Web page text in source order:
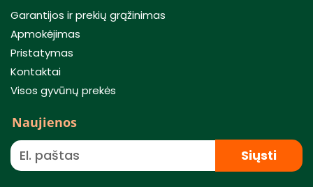
Garantijos ir prekių grąžinimas
Apmokėjimas
Pristatymas
Kontaktai
Visos gyvūnų prekės
Naujienos
Siųsti